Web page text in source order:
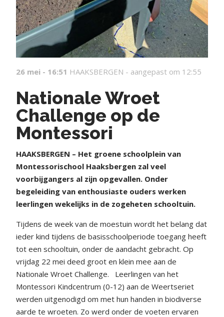
26 mei - 16:51 HAAKSBERGEN - aangepast om 12:55
Nationale Wroet
Challenge op de
Montessori
HAAKSBERGEN – Het groene schoolplein van
Montessorischool Haaksbergen zal veel
voorbijgangers al zijn opgevallen. Onder
begeleiding van enthousiaste ouders werken
leerlingen wekelijks in de zogeheten schooltuin.
Tijdens de week van de moestuin wordt het belang dat
ieder kind tijdens de basisschoolperiode toegang heeft
tot een schooltuin, onder de aandacht gebracht. Op
vrijdag 22 mei deed groot en klein mee aan de
Nationale Wroet Challenge.
Leerlingen van het
Montessori Kindcentrum (0-12) aan de Weertseriet
werden uitgenodigd om met hun handen in biodiverse
aarde te wroeten. Zo werd onder de voeten ervaren